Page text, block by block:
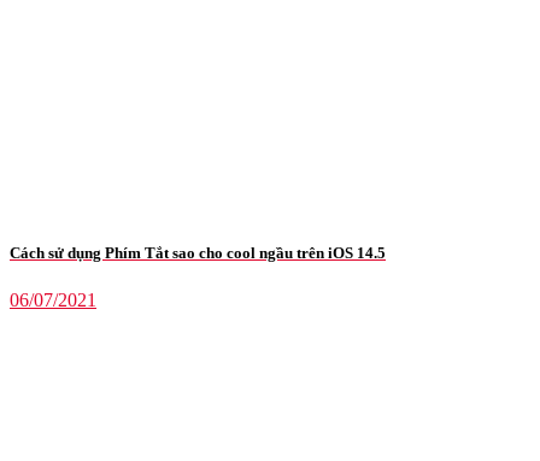
Cách sử dụng Phím Tắt sao cho cool ngầu trên iOS 14.5
06/07/2021